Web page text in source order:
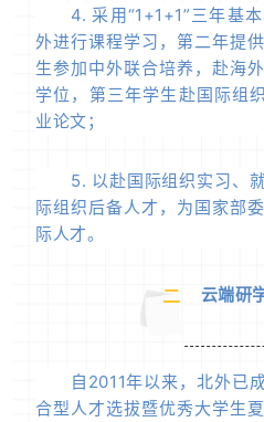
4. 采用“1+1+1”三年基
外进行课程学习，第二年提
生参加中外联合培养，赴海
学位，第三年学生赴国际组
业论文；
5. 以赴国际组织实习、
际组织后备人才，为国家部
际人才。
二 云端研
自2011年以来，北外已
合型人才选拔暨优秀大学生